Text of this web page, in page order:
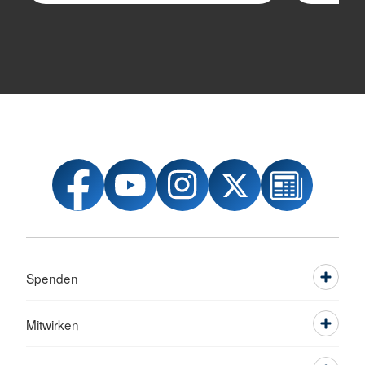
Spenden
Mitwirken